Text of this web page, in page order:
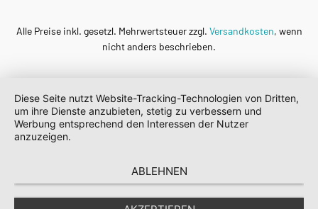
Alle Preise inkl. gesetzl. Mehrwertsteuer zzgl. Versandkosten, wenn
nicht anders beschrieben.
Diese Seite nutzt Website-Tracking-Technologien von Dritten,
um ihre Dienste anzubieten, stetig zu verbessern und
Werbung entsprechend den Interessen der Nutzer
anzuzeigen.
ABLEHNEN